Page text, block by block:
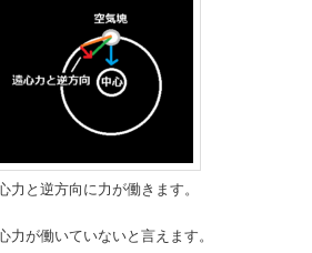
と逆方向に力が働きます。
力が働いていないと言えます。